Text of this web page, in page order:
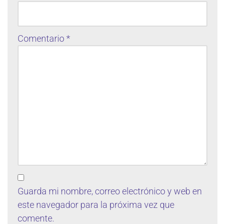
Comentario*
Guarda mi nombre, correo electrónico y web en
este navegador para la próxima vez que
comente.